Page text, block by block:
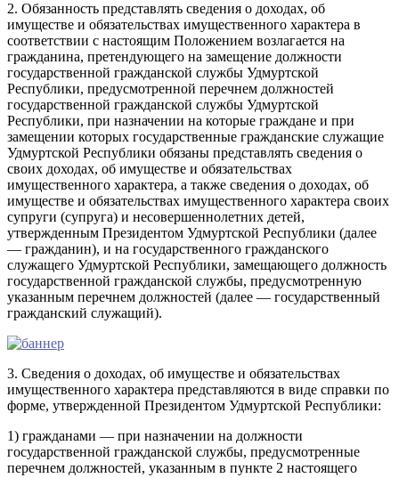
2. Обязанность представлять сведения о доходах, об
имуществе и обязательствах имущественного характера в
соответствии с настоящим Положением возлагается на
гражданина, претендующего на замещение должности
государственной гражданской службы Удмуртской
Республики, предусмотренной перечнем должностей
государственной гражданской службы Удмуртской
Республики, при назначении на которые граждане и при
замещении которых государственные гражданские служащие
Удмуртской Республики обязаны представлять сведения о
своих доходах, об имуществе и обязательствах
имущественного характера, а также сведения о доходах, об
имуществе и обязательствах имущественного характера своих
супруги (супруга) и несовершеннолетних детей,
утвержденным Президентом Удмуртской Республики (далее
— гражданин), и на государственного гражданского
служащего Удмуртской Республики, замещающего должность
государственной гражданской службы, предусмотренную
указанным перечнем должностей (далее — государственный
гражданский служащий).
3. Сведения о доходах, об имуществе и обязательствах
имущественного характера представляются в виде справки по
форме, утвержденной Президентом Удмуртской Республики:
1) гражданами — при назначении на должности
государственной гражданской службы, предусмотренные
перечнем должностей, указанным в пункте 2 настоящего